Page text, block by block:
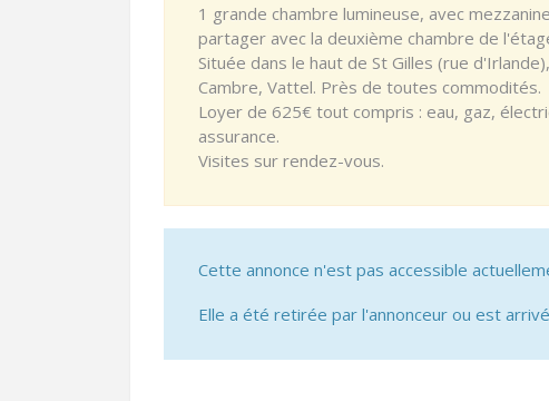
1 grande chambre lumineuse, avec
partager avec la deuxième chambre de
Située dans le haut de St Gilles (rue
Cambre, Vattel. Près de toutes commodités.
Loyer de 625€ tout compris : eau, gaz,
assurance.
Visites sur rendez-vous.
Cette annonce n'est pas accessible
Elle a été retirée par l'annonceur ou est